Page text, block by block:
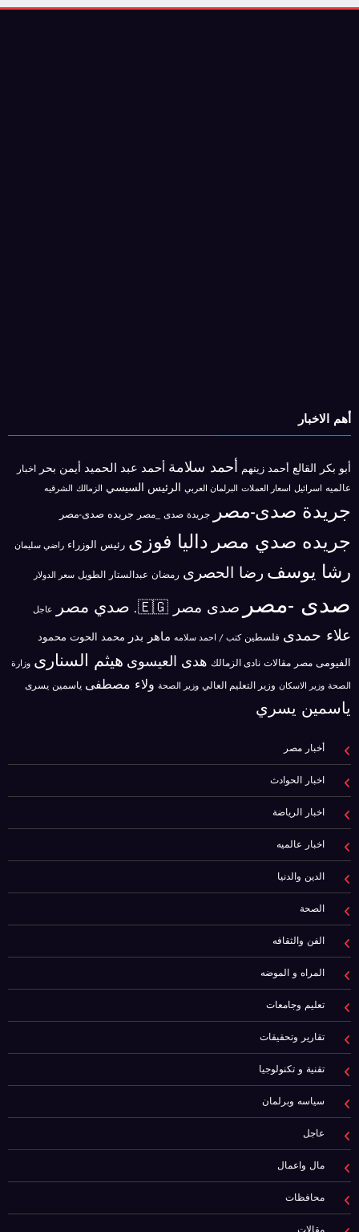
أهم الاخبار
أبو بكر القالع أحمد زينهم أحمد سلامة أحمد عبد الحميد أيمن بحر اخبار
عالميه اسرائيل اسعار العملات البرلمان العربي الرئيس السيسي الزمالك الشرقيه
جريدة صدى-مصر جريدة صدى _مصر جريده صدى-مصر
جريده صدي مصر داليا فوزى رئيس الوزراء راضي سليمان
رشا يوسف رضا الحصرى رمضان عبدالستار الطويل سعر الدولار
صدى -مصر صدى مصر 🇪🇬. صدي مصر عاجل
علاء حمدى فلسطين كتب / احمد سلامه ماهر بدر محمد الحوت محمود
الفيومى مصر مقالات نادى الزمالك هدى العيسوى هيثم السنارى وزارة
الصحة وزير الاسكان وزير التعليم العالي وزير الصحة ولاء مصطفى ياسمين يسرى
ياسمين يسري
أخبار مصر
اخبار الحوادث
اخبار الرياضة
اخبار عالميه
الدين والدنيا
الصحة
الفن والثقافه
المراه و الموضه
تعليم وجامعات
تقارير وتحقيقات
تقنية و تكنولوجيا
سياسه وبرلمان
عاجل
مال واعمال
محافظات